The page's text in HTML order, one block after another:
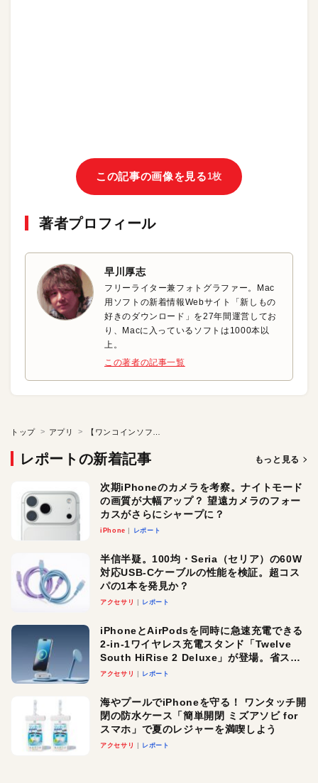
この記事の画像を見る1枚
著者プロフィール
早川厚志
フリーライター兼フォトグラファー。Mac
用ソフトの新着情報Webサイト「新しもの
好きのダウンロード」を27年間運営してお
り、Macに入っているソフトは1000本以
上。
この著者の記事一覧
トップ アプリ
レポートの新着記事 もっと見る
次期iPhoneのカメラを考察。ナイトモード
の画質が大幅アップ？ 望遠カメラのフォー
カスがさらにシャープに？
iPhone レポート
半信半疑。100均・Seria（セリア）の60W
対応USB-Cケーブルの性能を検証。超コス
パの1本を発見か？
アクセサリ レポート
iPhoneとAirPodsを同時に急速充電できる
2-in-1ワイヤレス充電スタンド「Twelve
South HiRise 2 Deluxe」が登場。省スペ
ースでおしゃれに充電したい人にオスス
アクセサリ レポート
海やプールでiPhoneを守る！ ワンタッチ開
閉の防水ケース「簡単開閉 ミズアソビ for
スマホ」で夏のレジャーを満喫しよう
アクセサリ レポート